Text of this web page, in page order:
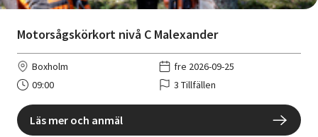
Motorsågskörkort nivå C Malexander
Boxholm
fre 2026-09-25
09:00
3 Tillfällen
Läs mer och anmäl